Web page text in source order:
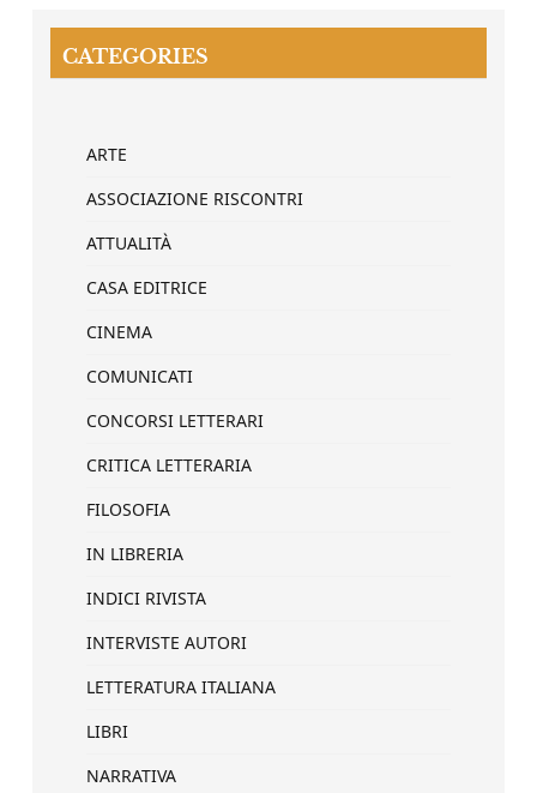
CATEGORIES
ARTE
ASSOCIAZIONE RISCONTRI
ATTUALITÀ
CASA EDITRICE
CINEMA
COMUNICATI
CONCORSI LETTERARI
CRITICA LETTERARIA
FILOSOFIA
IN LIBRERIA
INDICI RIVISTA
INTERVISTE AUTORI
LETTERATURA ITALIANA
LIBRI
NARRATIVA